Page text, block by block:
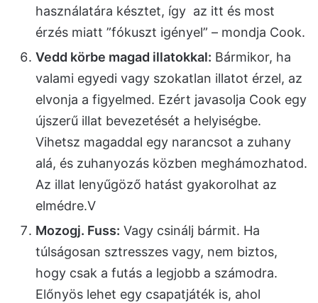
használatára késztet, így az itt és most
érzés miatt ”fókuszt igényel” – mondja Cook.
Vedd körbe magad illatokkal: Bármikor, ha
valami egyedi vagy szokatlan illatot érzel, az
elvonja a figyelmed. Ezért javasolja Cook egy
újszerű illat bevezetését a helyiségbe.
Vihetsz magaddal egy narancsot a zuhany
alá, és zuhanyozás közben meghámozhatod.
Az illat lenyűgöző hatást gyakorolhat az
elmédre.V
Mozogj. Fuss: Vagy csinálj bármit. Ha
túlságosan sztresszes vagy, nem biztos,
hogy csak a futás a legjobb a számodra.
Előnyös lehet egy csapatjáték is, ahol